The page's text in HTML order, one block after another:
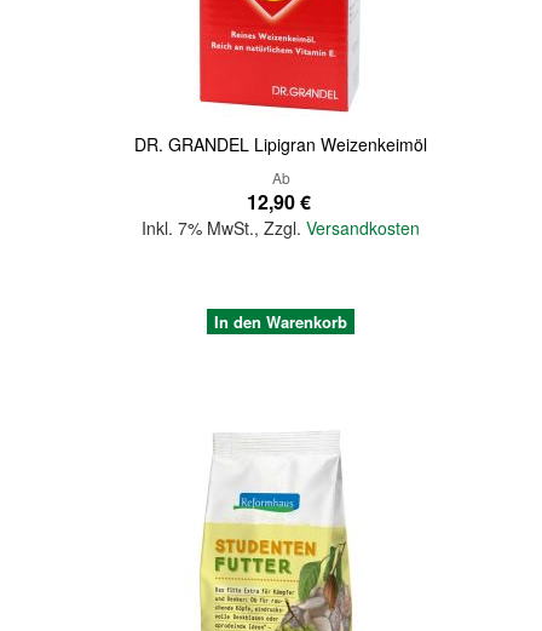
DR. GRANDEL Lipigran Weizenkeimöl
Ab
12,90 €
Inkl. 7% MwSt.,Zzgl.Versandkosten
In den Warenkorb